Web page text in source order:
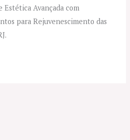
Avançada com
para Rejuvenescimento das